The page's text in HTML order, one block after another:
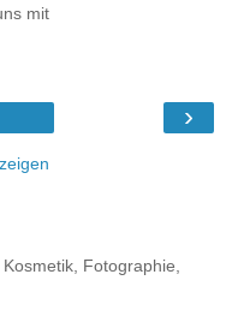
mit
›
Fotographie,